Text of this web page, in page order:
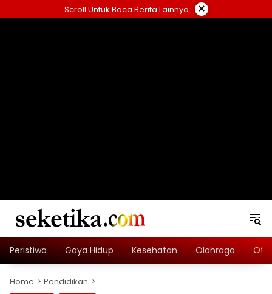
to
Scroll Untuk Baca Berita Lainnya ×
Peristiwa Gaya Hidup Kesehatan Olahraga
Home Pendidikan